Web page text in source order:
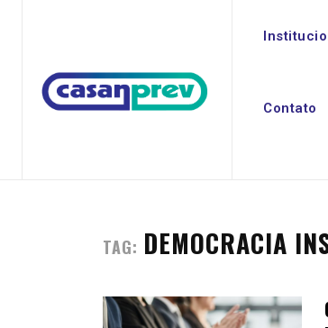
Contato
TAG: DEMOCRACIA